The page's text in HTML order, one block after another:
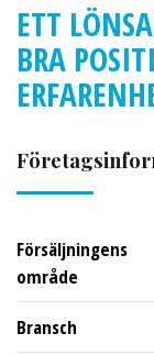
ETT
BRA
Försäljningens
område
Bransch